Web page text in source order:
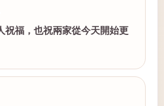
祝福，也祝兩家從今天開始更